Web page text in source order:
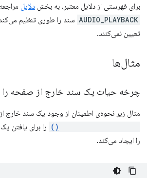
برای فهرستی از دلایل معتبر، به بخش دلایل
AUDIO_PLAYBACK
تعیین نمی‌کنند.
مثال‌ها
چرخه حیات یک سند خارج از صفحه
مثال زیر نحوه‌ی اطمینان از وجود یک سند خارج
را برای یافتن
را ایجاد می‌کند.